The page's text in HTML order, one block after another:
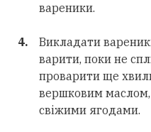
вареники.
Викладати
варити, поки не
проварити ще
вершковим
свіжими ягодами.